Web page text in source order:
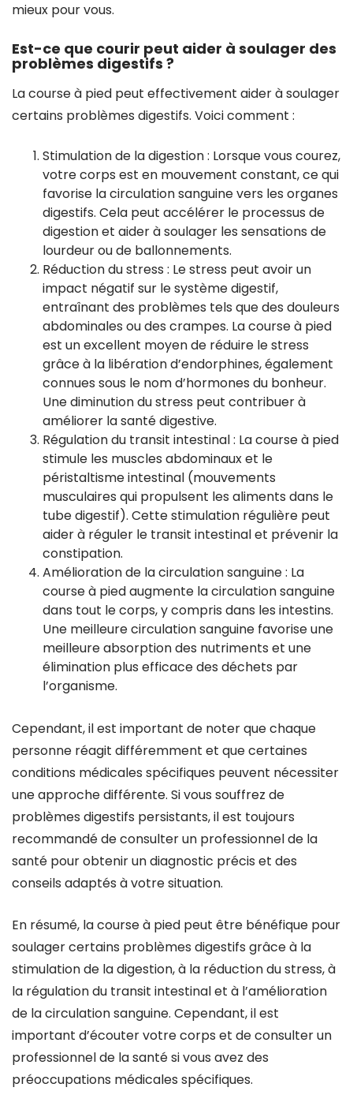
mieux pour vous.
Est-ce que courir peut aider à soulager des
problèmes digestifs ?
La course à pied peut effectivement aider à soulager
certains problèmes digestifs. Voici comment :
Stimulation de la digestion : Lorsque vous courez,
votre corps est en mouvement constant, ce qui
favorise la circulation sanguine vers les organes
digestifs. Cela peut accélérer le processus de
digestion et aider à soulager les sensations de
lourdeur ou de ballonnements.
Réduction du stress : Le stress peut avoir un
impact négatif sur le système digestif,
entraînant des problèmes tels que des douleurs
abdominales ou des crampes. La course à pied
est un excellent moyen de réduire le stress
grâce à la libération d’endorphines, également
connues sous le nom d’hormones du bonheur.
Une diminution du stress peut contribuer à
améliorer la santé digestive.
Régulation du transit intestinal : La course à pied
stimule les muscles abdominaux et le
péristaltisme intestinal (mouvements
musculaires qui propulsent les aliments dans le
tube digestif). Cette stimulation régulière peut
aider à réguler le transit intestinal et prévenir la
constipation.
Amélioration de la circulation sanguine : La
course à pied augmente la circulation sanguine
dans tout le corps, y compris dans les intestins.
Une meilleure circulation sanguine favorise une
meilleure absorption des nutriments et une
élimination plus efficace des déchets par
l’organisme.
Cependant, il est important de noter que chaque
personne réagit différemment et que certaines
conditions médicales spécifiques peuvent nécessiter
une approche différente. Si vous souffrez de
problèmes digestifs persistants, il est toujours
recommandé de consulter un professionnel de la
santé pour obtenir un diagnostic précis et des
conseils adaptés à votre situation.
En résumé, la course à pied peut être bénéfique pour
soulager certains problèmes digestifs grâce à la
stimulation de la digestion, à la réduction du stress, à
la régulation du transit intestinal et à l’amélioration
de la circulation sanguine. Cependant, il est
important d’écouter votre corps et de consulter un
professionnel de la santé si vous avez des
préoccupations médicales spécifiques.